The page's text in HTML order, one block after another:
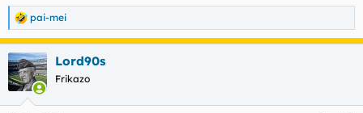
R
e
a
c
c
i
pai-mei
Lord90s
Frikazo